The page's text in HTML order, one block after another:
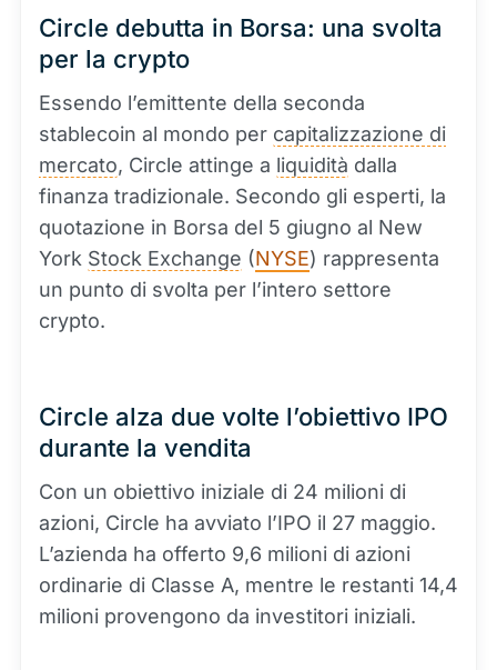
Circle debutta in Borsa: una svolta
per la crypto
Essendo l’emittente della seconda
stablecoin al mondo per capitalizzazione di
mercato, Circle attinge a liquidità dalla
finanza tradizionale. Secondo gli esperti, la
quotazione in Borsa del 5 giugno al New
York Stock Exchange (NYSE) rappresenta
un punto di svolta per l’intero settore
crypto.
Circle alza due volte l’obiettivo IPO
durante la vendita
Con un obiettivo iniziale di 24 milioni di
azioni, Circle ha avviato l’IPO il 27 maggio.
L’azienda ha offerto 9,6 milioni di azioni
ordinarie di Classe A, mentre le restanti 14,4
milioni provengono da investitori iniziali.